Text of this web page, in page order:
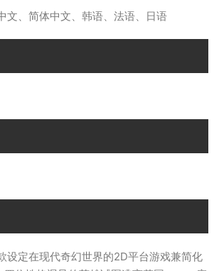
文、简体中文、韩语、法语、日语
设定在现代奇幻世界的2D平台游戏兼简化